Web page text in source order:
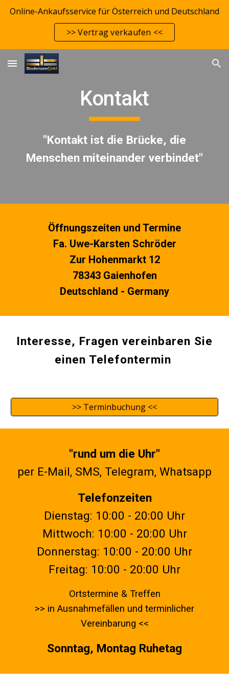
Online-Ankaufsservice für Österreich und Deutschland
>> Vertrag verkaufen <<
Kontakt
"Kontakt ist die Brücke, die
Menschen miteinander verbindet"
Öffnungszeiten und Termine
Fa. Uwe-Karsten Schröder
Zur Hohenmarkt 12
78343 Gaienhofen
Deutschland - Germany
Interesse, Fragen vereinbaren Sie
einen Telefontermin
>> Terminbuchung <<
"rund um die Uhr"
per E-Mail, SMS, Telegram, Whatsapp
Telefonzeiten
Dienstag: 10:00 - 20:00 Uhr
Mittwoch: 10:00 - 20:00 Uhr
Donnerstag: 10:00 - 20:00 Uhr
Freitag: 10:00 - 20:00 Uhr
Ortstermine & Treffen
>> in Ausnahmefällen und terminlicher
Vereinbarung <<
Sonntag, Montag Ruhetag